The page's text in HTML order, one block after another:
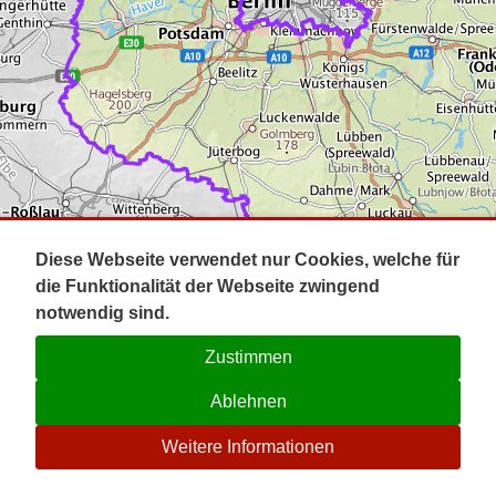
Impressum
Kontakt
☉
Diese Webseite verwendet nur Cookies, welche für
die Funktionalität der Webseite zwingend
notwendig sind.
Zustimmen
Ablehnen
Weitere Informationen